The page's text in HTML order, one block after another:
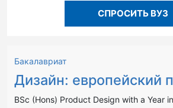
СПРОСИТЬ ВУЗ
Бакалавриат
Дизайн: европейский
BSc (Hons) Product Design with a Year